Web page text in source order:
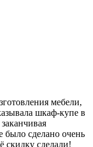
мебели,
шкаф-купе в
сделано очень
скидку сделали!